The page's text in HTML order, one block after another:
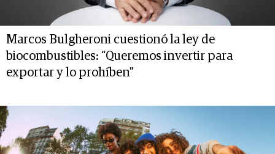
Marcos Bulgheroni cuestionó la ley de
biocombustibles: “Queremos invertir para
exportar y lo prohíben”